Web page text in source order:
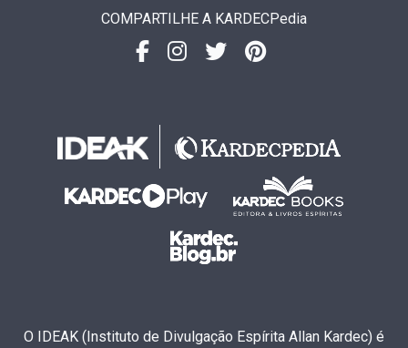
COMPARTILHE A KARDECPedia
O IDEAK (Instituto de Divulgação Espírita Allan Kardec) é